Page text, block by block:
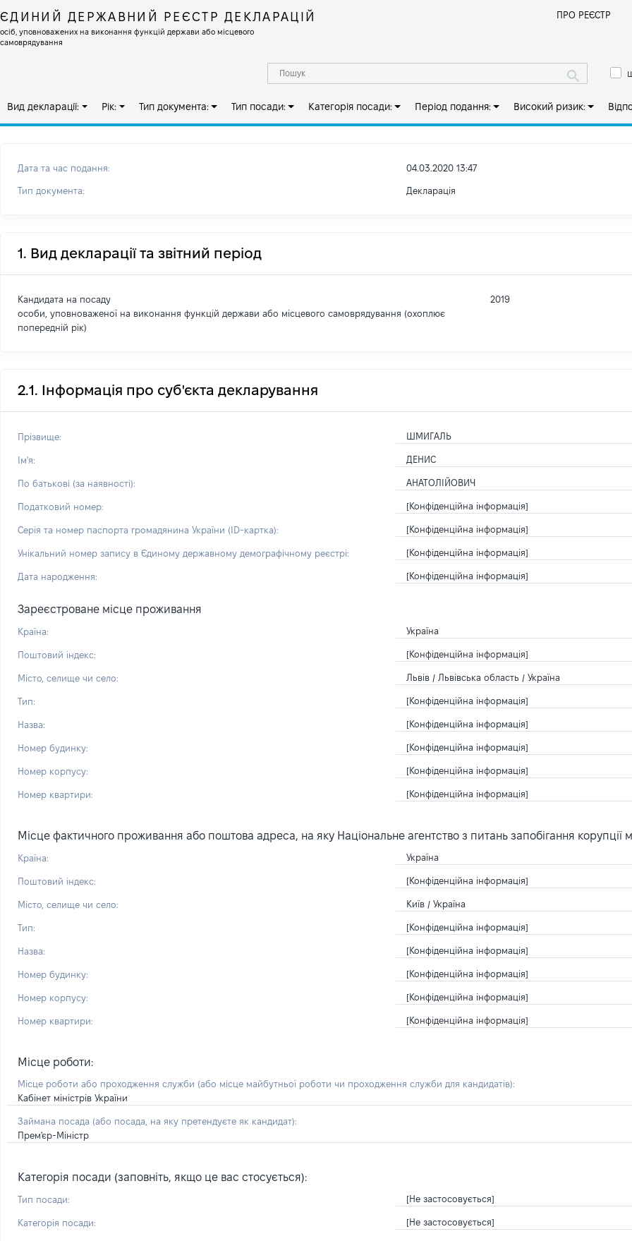
ЄДИНИЙ ДЕРЖАВНИЙ РЕЄСТР ДЕКЛАРАЦІЙ
осіб, уповноважених на виконання функцій держави або місцевого
самоврядування
ПРО РЕЄСТР
Вид декларації: Рік: Тип документа: Тип посади: Категорія посади: Період подання: Високий ризик:
Дата та час подання: 04.03.2020 13:47
Тип документа: Декларація
1. Вид декларації та звітний період
Кандидата на посаду
особи, уповноваженої на виконання функцій держави або місцевого самоврядування (охоплює
попередній рік)
2019
2.1. Інформація про суб'єкта декларування
Прізвище: ШМИГАЛЬ
Ім'я: ДЕНИС
По батькові (за наявності): АНАТОЛІЙОВИЧ
Податковий номер: [Конфіденційна інформація]
Серія та номер паспорта громадянина України (ID-картка): [Конфіденційна інформація]
Унікальний номер запису в Єдиному державному демографічному реєстрі: [Конфіденційна інформація]
Дата народження: [Конфіденційна інформація]
Зареєстроване місце проживання
Країна: Україна
Поштовий індекс: [Конфіденційна інформація]
Місто, селище чи село: Львів / Львівська область / Україна
Тип: [Конфіденційна інформація]
Назва: [Конфіденційна інформація]
Номер будинку: [Конфіденційна інформація]
Номер корпусу: [Конфіденційна інформація]
Номер квартири: [Конфіденційна інформація]
Місце фактичного проживання або поштова адреса, на яку Національне агентство з питань запобігання
Країна: Україна
Поштовий індекс: [Конфіденційна інформація]
Місто, селище чи село: Київ / Україна
Тип: [Конфіденційна інформація]
Назва: [Конфіденційна інформація]
Номер будинку: [Конфіденційна інформація]
Номер корпусу: [Конфіденційна інформація]
Номер квартири: [Конфіденційна інформація]
Місце роботи:
Місце роботи або проходження служби (або місце майбутньої роботи чи проходження служби для кандидатів):
Кабінет міністрів України
Займана посада (або посада, на яку претендуєте як кандидат):
Прем'єр-Міністр
Категорія посади (заповніть, якщо це вас стосується):
Тип посади: [Не застосовується]
Категорія посади: [Не застосовується]